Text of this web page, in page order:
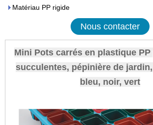
Matériau PP rigide
Nous contacter
Mini Pots carrés en plastique
succulentes, pépinière de
bleu, noir, vert